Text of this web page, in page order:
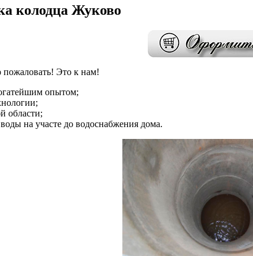
колодца Жуково
пожаловать! Это к нам!
опытом;
области;
на участе до водоснабжения дома.